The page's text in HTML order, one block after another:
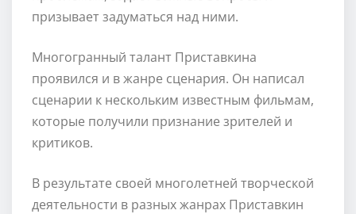
призывает задуматься над ними.
Многогранный талант Приставкина
проявился и в жанре сценария. Он написал
сценарии к нескольким известным фильмам,
которые получили признание зрителей и
критиков.
В результате своей многолетней творческой
деятельности в разных жанрах Приставкин